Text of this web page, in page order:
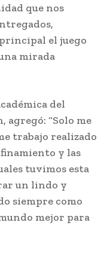
que nos
el juego
mirada
del
agregó: “Solo me
trabajo realizado
y las
tuvimos esta
un lindo y
siempre como
mejor para